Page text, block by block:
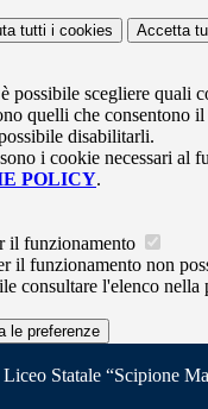
tutti i cookies Accetta
possibile scegliere quali
quelli che consentono
disabilitarli.
i cookie necessari al
POLICY.
il funzionamento
il funzionamento non
consultare l'elenco nella
le preferenze
Liceo Statale “Scipione